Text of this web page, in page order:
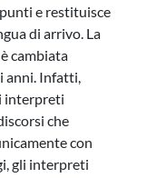
e restituisce
di arrivo. La
cambiata
anni. Infatti,
interpreti
che
con
gli interpreti